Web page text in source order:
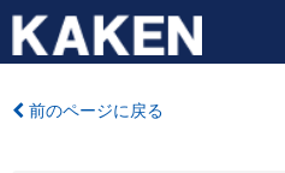
前のページに戻る